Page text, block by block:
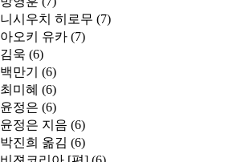
니시우치 히로무 (7)
아오키 유카 (7)
김욱 (6)
백만기
(6)
최미혜 (6)
윤정은 (6)
윤정은 지음 (6)
박진희 옮김 (6)